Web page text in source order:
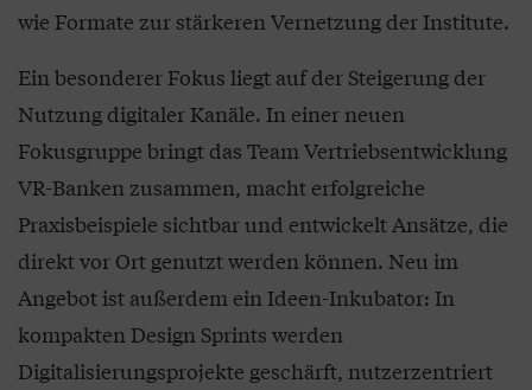
wie Formate zur stärkeren Vernetzung der Institute.
Ein besonderer Fokus liegt auf der Steigerung der
Nutzung digitaler Kanäle. In einer neuen
Fokusgruppe bringt das Team Vertriebsentwicklung
VR-Banken zusammen, macht erfolgreiche
Praxisbeispiele sichtbar und entwickelt Ansätze, die
direkt vor Ort genutzt werden können. Neu im
Angebot ist außerdem ein Ideen-Inkubator: In
kompakten Design Sprints werden
Digitalisierungsprojekte geschärft, nutzerzentriert